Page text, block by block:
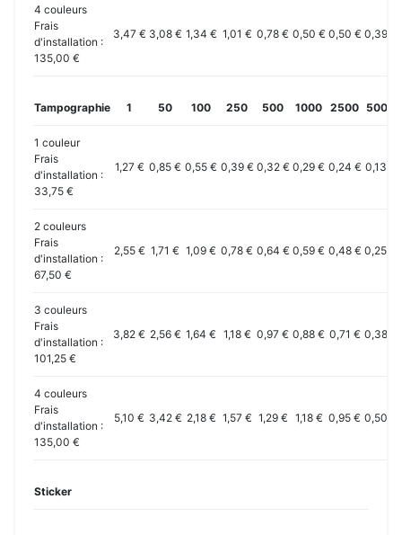
4 couleurs
Frais
d'installation :
135,00 €
3,47 € 3,08 € 1,34 € 1,01 € 0,78 € 0,50 € 0,50 € 0,39 €
Tampographie 1 50 100 250 500 1000 2500 5000
1 couleur
Frais
d'installation :
33,75 €
1,27 € 0,85 € 0,55 € 0,39 € 0,32 € 0,29 € 0,24 € 0,13 €
2 couleurs
Frais
d'installation :
67,50 €
2,55 € 1,71 € 1,09 € 0,78 € 0,64 € 0,59 € 0,48 € 0,25 €
3 couleurs
Frais
d'installation :
101,25 €
3,82 € 2,56 € 1,64 € 1,18 € 0,97 € 0,88 € 0,71 € 0,38 €
4 couleurs
Frais
d'installation :
135,00 €
5,10 € 3,42 € 2,18 € 1,57 € 1,29 € 1,18 € 0,95 € 0,50 €
Sticker